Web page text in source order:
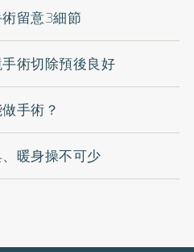
留意3細節
術切除預後良好
手術？
暖身操不可少